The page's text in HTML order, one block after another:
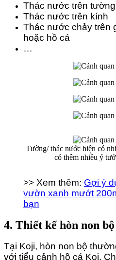
Thác nước trên tường
Thác nước trên kính
Thác nước chảy trên
hoặc hồ cá
…
Tường/ thác nước hiện có
có thêm nhiều ý
>> Xem thêm: Gợi ý
vườn xanh mướt
bạn
4. Thiết kế hòn non bộ
Tại Koji, hòn non bộ
với tiểu cảnh hồ cá Koi.